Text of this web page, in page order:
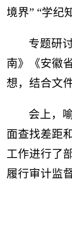
境界” “学纪
专题研
南》《安徽
想，结合文
会上，
面查找差距
工作进行了
履行审计监